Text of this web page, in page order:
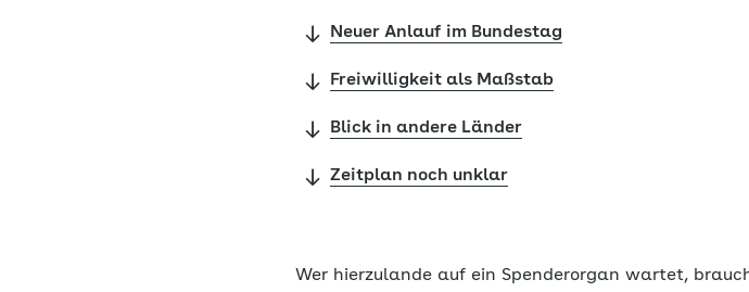
Neuer Anlauf im Bundestag
Freiwilligkeit als Maßstab
Blick in andere Länder
Zeitplan noch unklar
Wer hierzulande auf ein Spenderorgan wartet,